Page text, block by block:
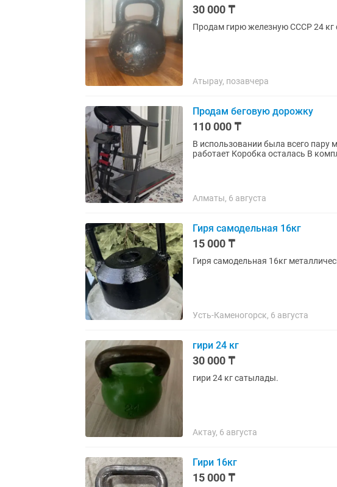
30 000 ₸
Продам гирю железную СССР 24 кг
Атырау, позавчера
Продам беговую дорожку
110 000 ₸
В использовании была всего пару месяцев Стоит, не пользуюсь В
работает
Алматы, 6 августа
Гиря самодельная 16кг
15 000 ₸
Гиря самодельная 16кг
Усть-Каменогорск, 6 августа
гири 24 кг
30 000 ₸
гири 24 кг сатылады.
Актау, 6 августа
Гири 16кг
15 000 ₸